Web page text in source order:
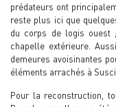
prédateurs ont
reste plus ici que
du corps de logis ouest
chapelle extérieure.
demeures avoisinantes
éléments arrachés à
Pour la reconstruction,